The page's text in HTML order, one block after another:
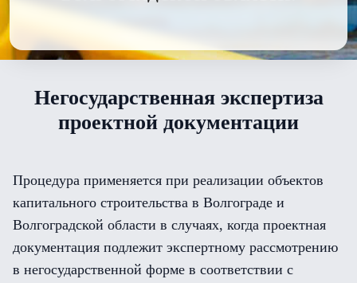
Негосударственная экспертиза
проектной документации
Процедура применяется при реализации объектов
капитального строительства в Волгограде и
Волгоградской области в случаях, когда проектная
документация подлежит экспертному рассмотрению
в негосударственной форме в соответствии с